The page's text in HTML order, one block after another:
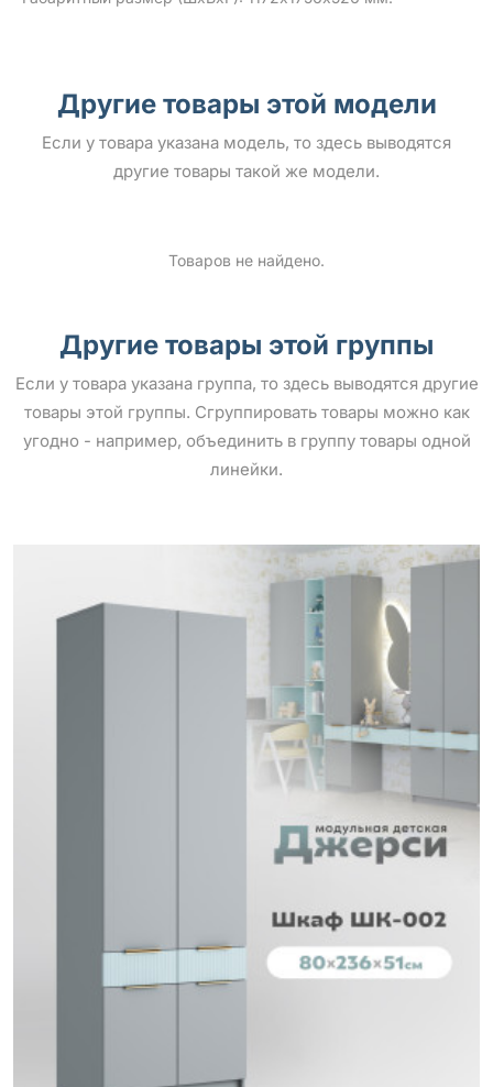
Другие товары этой модели
Если у товара указана модель, то здесь выводятся
другие товары такой же модели.
Товаров не найдено.
Другие товары этой группы
Если у товара указана группа, то здесь выводятся другие
товары этой группы. Сгруппировать товары можно как
угодно - например, объединить в группу товары одной
линейки.